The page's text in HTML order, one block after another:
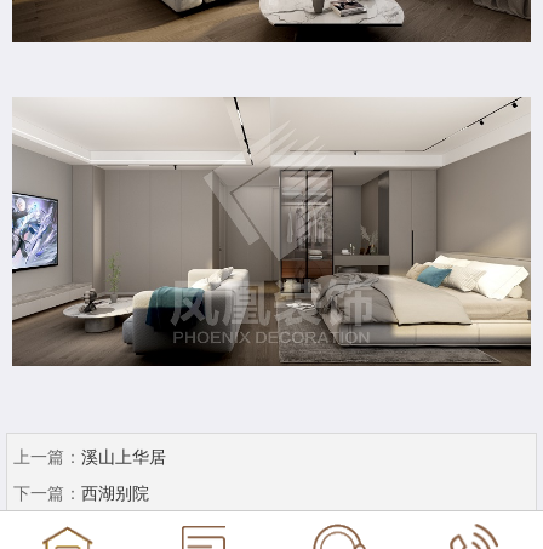
上一篇： 溪山上华居
下一篇： 西湖别院